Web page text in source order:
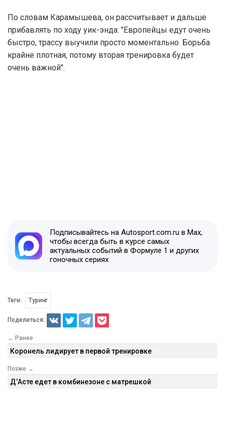
По словам Карамышева, он рассчитывает и дальше
прибавлять по ходу уик-энда: "Европейцы едут очень
быстро, трассу выучили просто моментально. Борьба
крайне плотная, потому вторая тренировка будет
очень важной".
Подписывайтесь на Autosport.com.ru в Max,
чтобы всегда быть в курсе самых
актуальных событий в Формуле 1 и других
гоночных сериях
Теги: Туринг
Поделиться:
← Ранее
Коронель лидирует в первой тренировке
Позже →
Д’Асте едет в комбинезоне с матрешкой